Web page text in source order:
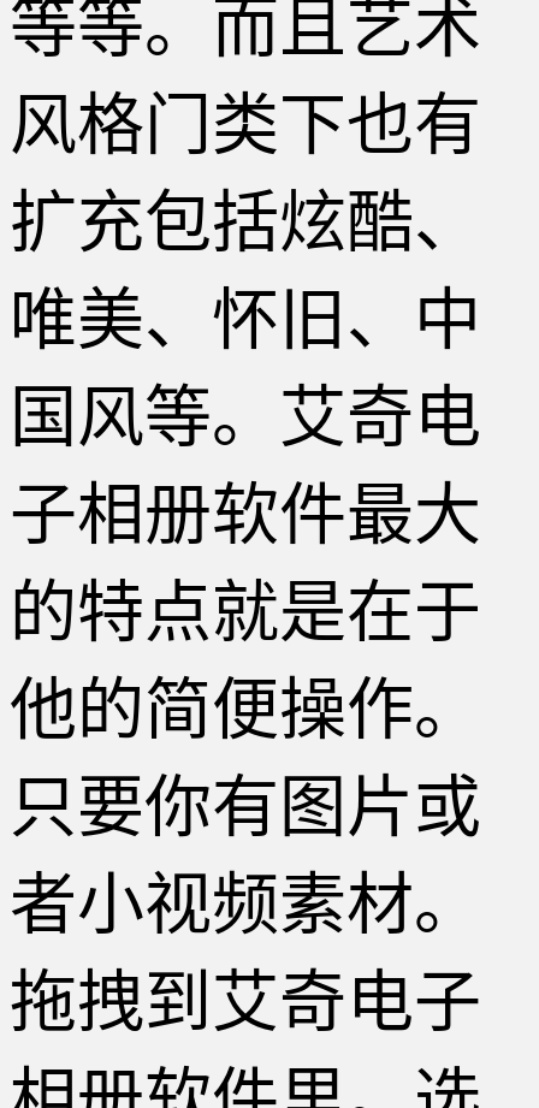
等等。而且艺术
风格门类下也有
扩充包括炫酷、
唯美、怀旧、中
国风等。艾奇电
子相册软件最大
的特点就是在于
他的简便操作。
只要你有图片或
者小视频素材。
拖拽到艾奇电子